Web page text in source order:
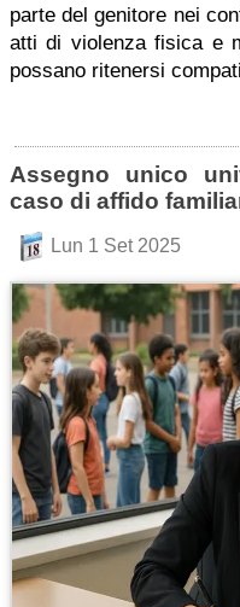
parte del genitore nei
atti di violenza fisica e
possano ritenersi
Assegno unico
caso di affido
Lun 1 Set 2025